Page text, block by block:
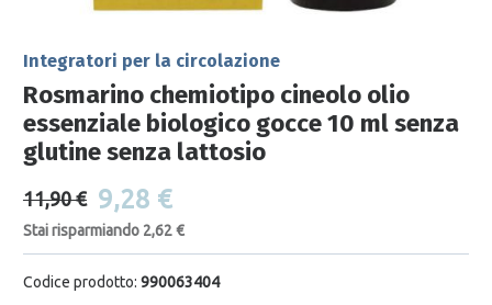
Integratori per la circolazione
Rosmarino chemiotipo cineolo olio
essenziale biologico gocce 10 ml senza
glutine senza lattosio
11,90 € 9,28 €
Stai risparmiando 2,62 €
Codice prodotto: 990063404